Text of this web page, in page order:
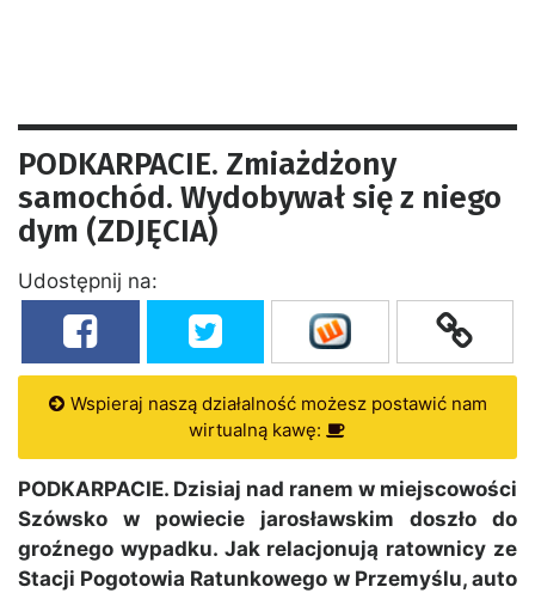
PODKARPACIE. Zmiażdżony
samochód. Wydobywał się z niego
dym (ZDJĘCIA)
Udostępnij na:
Wspieraj naszą działalność możesz postawić nam
wirtualną kawę:
PODKARPACIE. Dzisiaj nad ranem w miejscowości
Szówsko w powiecie jarosławskim doszło do
groźnego wypadku. Jak relacjonują ratownicy ze
Stacji Pogotowia Ratunkowego w Przemyślu, auto